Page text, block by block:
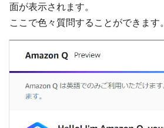
面が表示されます。
ここで色々質問することができます。